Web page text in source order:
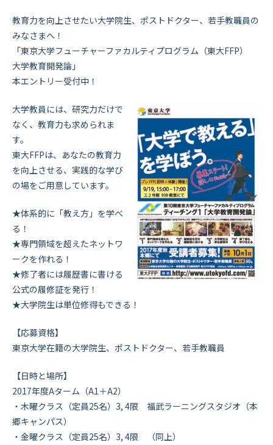
教育力を向上させたい大学院生、ポストドクター、若手教職員の
みなさまへ！
「東京大学フューチャーファカルティプログラム（東大FFP）
大学教育開発論」
本エントリー受付中！
大学教員には、研究力だけで
なく、教育力も求められま
す。
東大FFPは、あなたの教育力
を向上させる、実践的な学び
の場をご用意しています。
★体系的に「教え方」を学べ
る！
★専門領域を超えたネットワ
ークを作れる！
★修了者には履歴書に書ける
公式の履修証を発行！
★大学院生は単位修得もできる！
【応募資格】
東京大学在籍の大学院生、ポストドクター、若手教職員
【日時と場所】
2017年度Aターム（A1＋A2）
・木曜クラス（定員25名）3, 4限 福武ラーニングスタジオ（本
郷キャンパス）
・金曜クラス（定員25名）3, 4限 （同上）